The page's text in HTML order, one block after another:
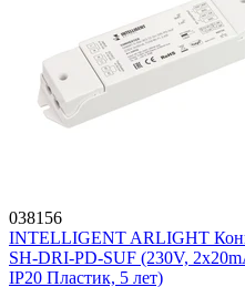
038156
INTELLIGENT ARLIGHT
SH-DRI-PD-SUF (230V,
IP20 Пластик, 5 лет)